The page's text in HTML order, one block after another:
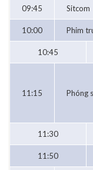
09:45 Sitcom
10:00 Phim
10:45
11:15 Phóng
11:30
11:50